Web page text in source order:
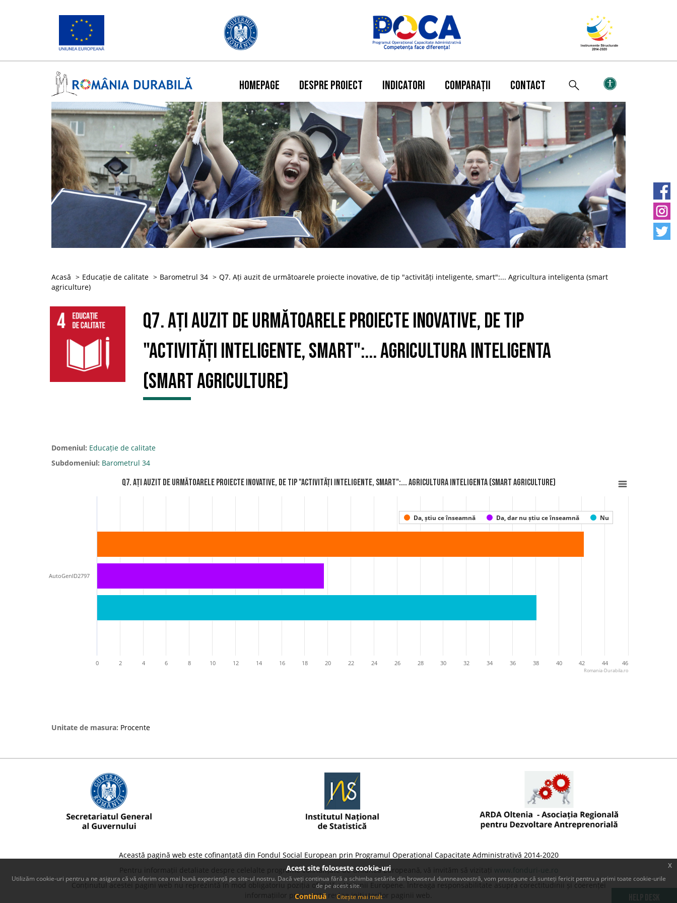
HOMEPAGE DESPRE PROIECT INDICATORI COMPARAȚII CONTACT
Acasă Educație de calitate Barometrul 34
Q7. Ați auzit de următoarele proiecte inovative, de tip "activități inteligente, smart":... Agricultura inteligenta (smart
agriculture)
Q7. Ați auzit de următoarele proiecte inovative, de tip
"activități inteligente, smart":... Agricultura inteligenta
(smart agriculture)
Domeniul: Educație de calitate
Subdomeniul: Barometrul 34
Q7. Ați auzit de următoarele proiecte inovative, de tip "activități inteligente, smart":... Agricultura inteligenta (smart agriculture)
Da, știu ce înseamnă Da, dar nu știu ce înseamnă Nu
AutoGenID2797
0 2 4 6 8 10 12 14 16 18 20 22 24 26 28 30 32 34 36 38 40 42 44 46
Romania-Durabila.ro
Unitate de masura: Procente
Această pagină web este cofinanțată din Fondul Social European prin Programul Operațional Capacitate Administrativă 2014-2020
Pentru informații detaliate despre celelalte programe cofinanțate de Uniunea Europeană, vă invităm să vizitați
www.fonduri-ue.ro
Conținutul acestei pagini web nu reprezintă în mod obligatoriu poziția oficială a Uniunii Europene. Întreaga responsabilitate asupra corectitudinii și coerenței
informațiilor prezentate revine inițiatorilor paginii web.
Help Desk
Acest site foloseste cookie-uri
Utilizăm cookie-uri pentru a ne asigura că vă oferim cea mai bună experiență pe site-ul nostru. Dacă veți continua fără a schimba setările din browserul dumneavoastră, vom presupune că sunteți fericit pentru a primi toate cookie-urile
de pe acest site.
Continuă Citește mai mult
x